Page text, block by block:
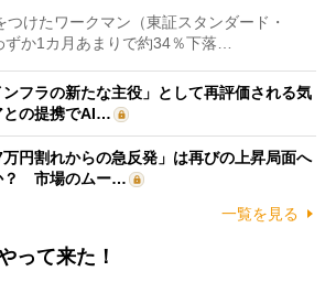
けたワークマン（東証スタンダード・
か1カ月あまりで約34％下落…
フラの新たな主役」として再評価される気
の提携でAI…
円割れからの急反発」は再びの上昇局面へ
？ 市場のムー…
一覧を見る
って来た！